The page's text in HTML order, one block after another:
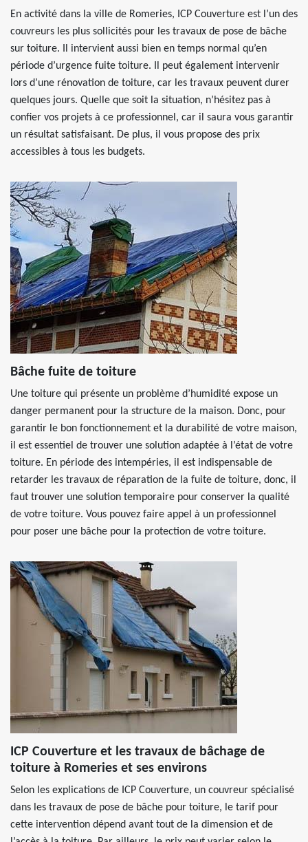
En activité dans la ville de Romeries, ICP Couverture est l’un des
couvreurs les plus sollicités pour les travaux de pose de bâche
sur toiture. Il intervient aussi bien en temps normal qu’en
période d’urgence fuite toiture. Il peut également intervenir
lors d’une rénovation de toiture, car les travaux peuvent durer
quelques jours. Quelle que soit la situation, n’hésitez pas à
confier vos projets à ce professionnel, car il saura vous garantir
un résultat satisfaisant. De plus, il vous propose des prix
accessibles à tous les budgets.
Bâche fuite de toiture
Une toiture qui présente un problème d’humidité expose un
danger permanent pour la structure de la maison. Donc, pour
garantir le bon fonctionnement et la durabilité de votre maison,
il est essentiel de trouver une solution adaptée à l’état de votre
toiture. En période des intempéries, il est indispensable de
retarder les travaux de réparation de la fuite de toiture, donc, il
faut trouver une solution temporaire pour conserver la qualité
de votre toiture. Vous pouvez faire appel à un professionnel
pour poser une bâche pour la protection de votre toiture.
ICP Couverture et les travaux de bâchage de
toiture à Romeries et ses environs
Selon les explications de ICP Couverture, un couvreur spécialisé
dans les travaux de pose de bâche pour toiture, le tarif pour
cette intervention dépend avant tout de la dimension et de